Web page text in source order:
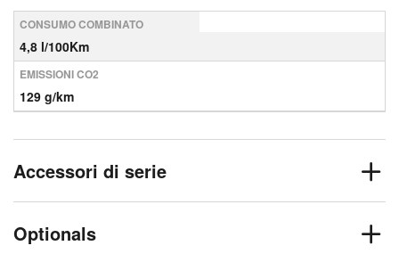
CONSUMO COMBINATO
4,8 l/100Km
EMISSIONI CO2
129 g/km
Accessori di serie
Optionals